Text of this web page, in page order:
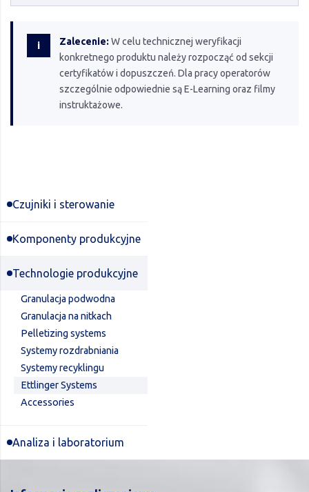
i Zalecenie: W celu technicznej weryfikacji
konkretnego produktu należy rozpocząć od sekcji
certyfikatów i dopuszczeń. Dla pracy operatorów
szczególnie odpowiednie są E-Learning oraz filmy
instruktażowe.
Czujniki i sterowanie
Komponenty produkcyjne
Technologie produkcyjne
Granulacja podwodna
Granulacja na nitkach
Pelletizing systems
Systemy rozdrabniania
Systemy recyklingu
Ettlinger Systems
Accessories
Analiza i laboratorium